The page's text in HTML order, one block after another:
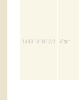
1443131812/1 Изг: